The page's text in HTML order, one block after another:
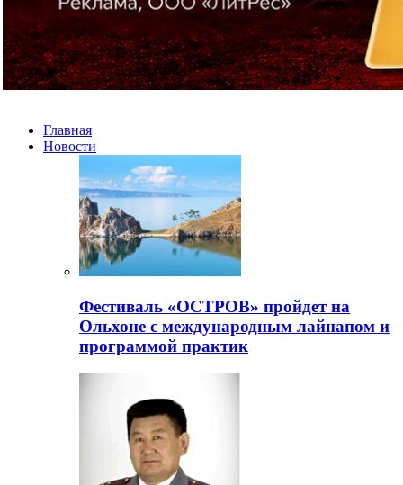
Главная
Новости
Фестиваль «ОСТРОВ» пройдет на
Ольхоне с международным лайнапом и
программой практик